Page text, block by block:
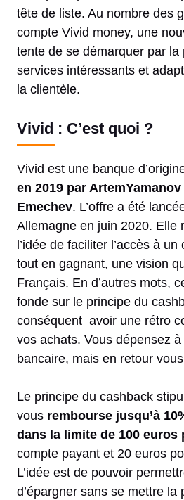
tête de liste. Au nombre des
compte Vivid money, une
tente de se démarquer par
services intéressants et
la clientèle.
Vivid : C’est quoi ?
Vivid est une banque
en 2019 par
Emechev. L’offre a été
Allemagne en juin 2020. Elle
l’idée de faciliter l’accès à
tout en gagnant, une vision
Français. En d’autres mots,
fonde sur le principe du
conséquent avoir une rétro
vos achats. Vous dépensez
bancaire, mais en retour
Le principe du cashback
vous rembourse jusqu’à
dans la limite de 100 euros
compte payant et 20 euros
L’idée est de pouvoir
d’épargner sans se mettre la